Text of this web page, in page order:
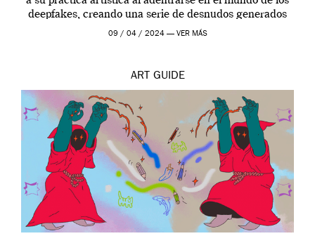
deepfakes, creando una serie de desnudos generados
por […]
09 / 04 / 2024 — VER MÁS
ART GUIDE